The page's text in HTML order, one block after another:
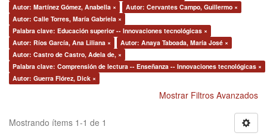
Autor: Martínez Gómez, Anabella ×
Autor: Cervantes Campo, Guillermo ×
Autor: Calle Torres, María Gabriela ×
Palabra clave: Educación superior -- Innovaciones tecnológicas ×
Autor: Ríos García, Ana Liliana ×
Autor: Anaya Taboada, María José ×
Autor: Castro de Castro, Adela de, ×
Palabra clave: Comprensión de lectura -- Enseñanza -- Innovaciones tecnológicas ×
Autor: Guerra Flórez, Dick ×
Mostrar Filtros Avanzados
Mostrando ítems 1-1 de 1